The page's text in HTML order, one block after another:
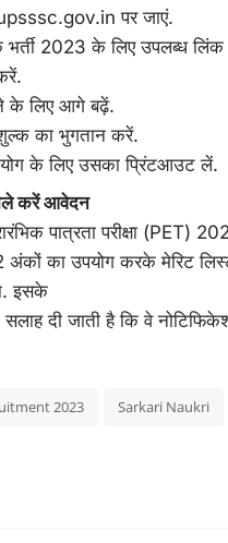
पर जाएं.
2023 के लिए उपलब्ध
के लिए आगे बढ़ें.
का भुगतान करें.
के लिए उसका प्रिंटआउट लें.
करें आवेदन
पात्रता परीक्षा (PET)
का उपयोग करके मेरिट
इसके
सलाह दी जाती है कि वे
2023 Sarkari Naukri